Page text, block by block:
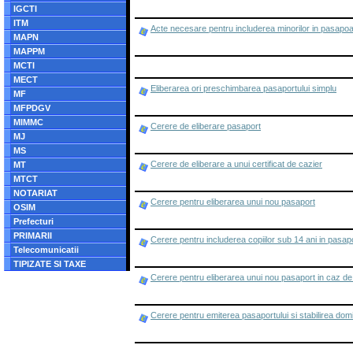
IGCTI
ITM
MAPN
MAPPM
MCTI
MECT
MF
MFPDGV
MIMMC
MJ
MS
MT
MTCT
NOTARIAT
OSIM
Prefecturi
PRIMARII
Telecomunicatii
TIPIZATE SI TAXE
Acte necesare pentru includerea minorilor in
Eliberarea ori preschimbarea pasaportului simplu
Cerere de eliberare pasaport
Cerere de eliberare a unui certificat de cazier
Cerere pentru eliberarea unui nou pasaport
Cerere pentru includerea copiilor sub 14 ani in
Cerere pentru eliberarea unui nou pasaport in caz
Cerere pentru emiterea pasaportului si stabilirea